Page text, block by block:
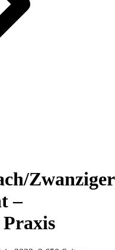
Zwanziger
–